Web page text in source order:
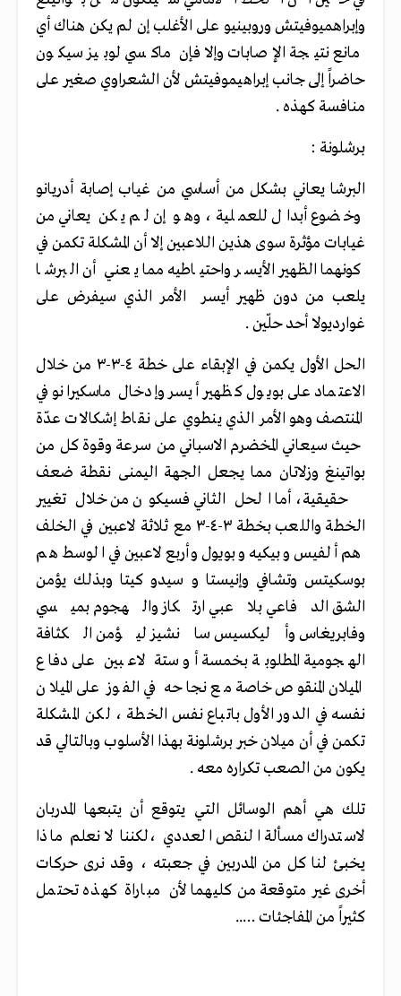
وإبراهميوفيتش وروبينيو على الأغلب إن لم يكن هناك أي
مانع نتيجة الإصابات وإلا فإن ماكسي لوبيز سيكون
حاضراً إلى جانب إبراهيموفيتش لأن الشعراوي صغير على
منافسة كهذه .
برشلونة :
البرشا يعاني بشكل من أساسي من غياب إصابة أدريانو
وخضوع أبدال للعملية ، وهو إن لم يكن يعاني من
غيابات مؤثرة سوى هذين اللاعبين إلا أن المشكلة تكمن في
كونهما الظهير الأيسر واحتياطيه مما يعني أن البرشا
يلعب من دون ظهير أيسر الأمر الذي سيفرض على
غوارديولا أحد حلّين .
الحل الأول يكمن في الإبقاء على خطة ٤-٣-٣ من خلال
الاعتماد على بويول كظهير أيسر وإدخال ماسكيرانو في
المنتصف وهو الأمر الذي ينطوي على نقاط إشكالات عدّة
حيث سيعاني المخضرم الاسباني من سرعة وقوة كل من
بواتينغ وزلاتان مما يجعل الجهة اليمنى نقطة ضعف
حقيقية، أما الحل الثاني فسيكون من خلال تغيير
الخطة واللعب بخطة ٣-٤-٣ مع ثلاثة لاعبين في الخلف
هم ألفيس وبيكيه وبويول وأربع لاعبين في الوسط هم
بوسكيتس وتشافي وإنيستا و سيدو كيتا وبذلك يؤمن
الشق الدفاعي بلاعبي ارتكاز والهجوم بميسي
وفابريغاس وأليكسيس سانشيز ليؤمن الكثافة
الهجومية المطلوبة بخمسة أو ستة لاعبين على دفاع
الميلان المنقوص خاصة مع نجاحه في الفوز على الميلان
نفسه في الدور الأول باتباع نفس الخطة ، لكن المشكلة
تكمن في أن ميلان خبر برشلونة بهذا الأسلوب وبالتالي قد
يكون من الصعب تكراره معه .
تلك هي أهم الوسائل التي يتوقع أن يتبعها المدربان
لاستدراك مسألة النقص العددي ،لكننا لا نعلم ماذا
يخبئ لنا كل من المدربين في جعبته ، وقد نرى حركات
أخرى غير متوقعة من كليهما لأن مباراة كهذه تحتمل
كثيراً من المفاجئات …..